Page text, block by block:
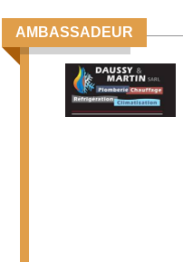
AMBASSADEUR